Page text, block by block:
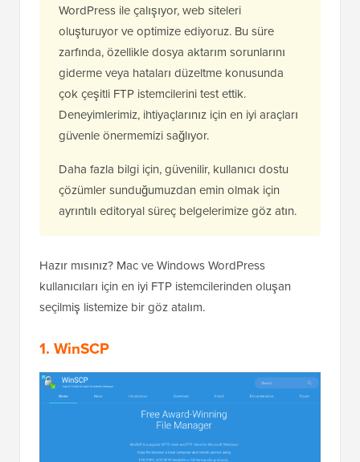
WordPress ile çalışıyor, web siteleri
oluşturuyor ve optimize ediyoruz. Bu süre
zarfında, özellikle dosya aktarım sorunlarını
giderme veya hataları düzeltme konusunda
çok çeşitli FTP istemcilerini test ettik.
Deneyimlerimiz, ihtiyaçlarınız için en iyi araçları
güvenle önermemizi sağlıyor.
Daha fazla bilgi için, güvenilir, kullanıcı dostu
çözümler sunduğumuzdan emin olmak için
ayrıntılı editoryal süreç belgelerimize göz atın.
Hazır mısınız? Mac ve Windows WordPress
kullanıcıları için en iyi FTP istemcilerinden oluşan
seçilmiş listemize bir göz atalım.
1. WinSCP